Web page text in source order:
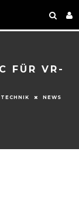
FÜR VR-
NEWS